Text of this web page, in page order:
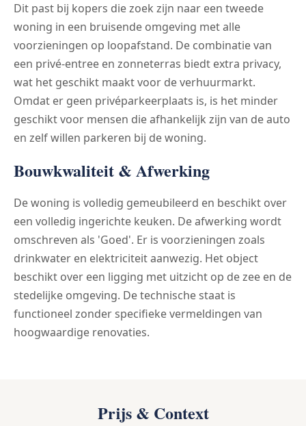
Dit past bij kopers die zoek zijn naar een tweede
woning in een bruisende omgeving met alle
voorzieningen op loopafstand. De combinatie van
een privé-entree en zonneterras biedt extra privacy,
wat het geschikt maakt voor de verhuurmarkt.
Omdat er geen privéparkeerplaats is, is het minder
geschikt voor mensen die afhankelijk zijn van de auto
en zelf willen parkeren bij de woning.
Bouwkwaliteit & Afwerking
De woning is volledig gemeubileerd en beschikt over
een volledig ingerichte keuken. De afwerking wordt
omschreven als 'Goed'. Er is voorzieningen zoals
drinkwater en elektriciteit aanwezig. Het object
beschikt over een ligging met uitzicht op de zee en de
stedelijke omgeving. De technische staat is
functioneel zonder specifieke vermeldingen van
hoogwaardige renovaties.
Prijs & Context